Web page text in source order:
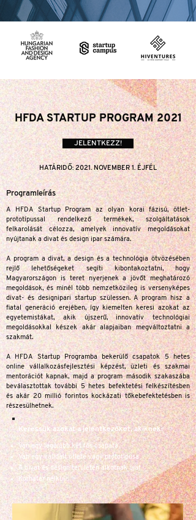
HFDA STARTUP PROGRAM 2021
JELENTKEZZ!
HATÁRIDŐ: 2021. NOVEMBER 1. ÉJFÉL
Programleírás
A HFDA Startup Program az olyan korai fázisú, ötlet-
prototípussal rendelkező termékek, szolgáltatások
felkarolását célozza, amelyek innovatív megoldásokat
nyújtanak a divat és design ipar számára.
A program a divat, a design és a technológia ötvözésében
rejlő lehetőségeket segíti kibontakoztatni, hogy
Magyarországon is teret nyerjenek a jövőt meghatározó
megoldások, és minél több nemzetközileg is versenyképes
divat- és designipari startup szülessen. A program hisz a
fiatal generáció erejében, így kiemelten keresi azokat az
egyetemistákat, akik újszerű, innovatív technológiai
megoldásokkal készek akár alapjaiban megváltoztatni a
szakmát.
A HFDA Startup Programba bekerülő csapatok 5 hetes
online vállalkozásfejlesztési képzést, üzleti és szakmai
mentorációt kapnak, majd a program második szakaszába
beválasztottak további 5 hetes befektetési felkészítésben
és akár 20 millió forintos kockázati tőkebefektetésben is
részesülhetnek.
Keressük azokat a jelentkezőket, akiknek:
Van egy legalább két fős csapata
Van egy validált ötlete vagy prototípusa
A divat és design területén alkotnak újat
Korhatár nélkül